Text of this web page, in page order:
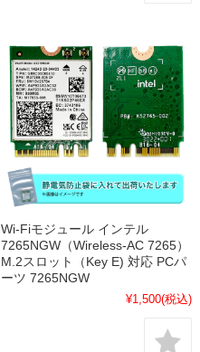
Wi-Fiモジュール インテル
7265NGW（Wireless-AC 7265）
M.2スロット（Key E) 対応 PCパ
ーツ 7265NGW
¥1,500(税込)